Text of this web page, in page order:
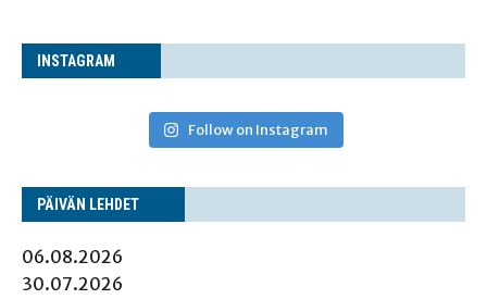
INS­TA­GRAM
Follow on Instagram
PÄI­VÄN LEHDET
06.08.2026
30.07.2026